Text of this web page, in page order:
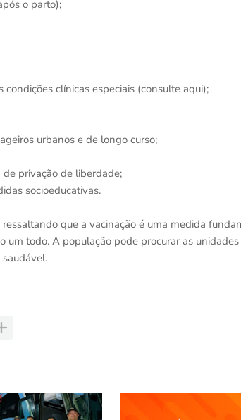
o parto);
clínicas especiais (consulte aqui);
urbanos e de longo curso;
privação de liberdade;
socioeducativas.
que a vacinação é uma medida
todo. A população pode procurar as